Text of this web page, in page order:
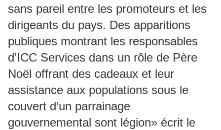
sans pareil entre les promoteurs et les
dirigeants du pays. Des apparitions
publiques montrant les responsables
d’ICC Services dans un rôle de Père
Noël offrant des cadeaux et leur
assistance aux populations sous le
couvert d’un parrainage
gouvernemental sont légion» écrit le